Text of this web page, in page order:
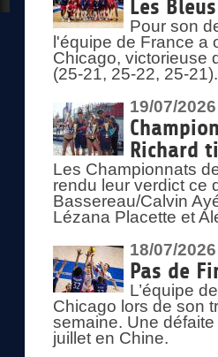
Les
Pour son
l'équipe de France a
Chicago, victorieuse
(25-21, 25-22, 25-
19/07/2026
Richard
Les Championnats
rendu leur verdict ce
Bassereau/Calvin
Lézana Placette et
18/07/2026
Pas de
L’équipe
Chicago lors de son
semaine. Une
juillet en Chine.